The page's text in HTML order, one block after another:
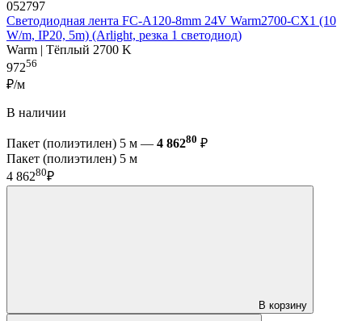
052797
Светодиодная лента FC-A120-8mm 24V Warm2700-CX1 (10
W/m, IP20, 5m) (Arlight, резка 1 светодиод)
Warm | Тёплый 2700 K
97256
₽/м
В наличии
Пакет (полиэтилен) 5 м — 4 86280 ₽
Пакет (полиэтилен) 5 м
4 86280₽
В корзину